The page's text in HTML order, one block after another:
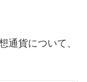
通貨について、